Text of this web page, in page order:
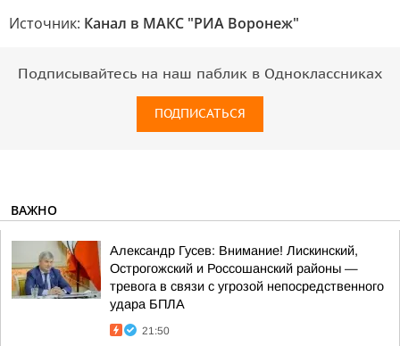
Источник: Канал в МАКС "РИА Воронеж"
Подписывайтесь на наш паблик в Одноклассниках
ПОДПИСАТЬСЯ
ВАЖНО
Александр Гусев: Внимание! Лискинский,
Острогожский и Россошанский районы —
тревога в связи с угрозой непосредственного
удара БПЛА
21:50